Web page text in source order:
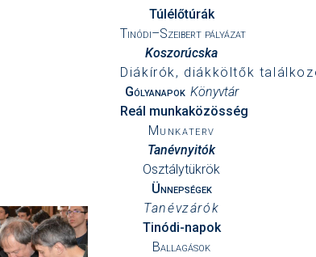
Túlélőtúrák
Tinódi–Szeibert pályázat
Koszorúcska
Diákírók, diákköltők
Gólyanapok Könyvtár
Reál munkaközösség
Munkaterv
Tanévnyitók
Osztálytükrök
Ünnepségek
Tanévzárók
Tinódi-napok
Ballagások